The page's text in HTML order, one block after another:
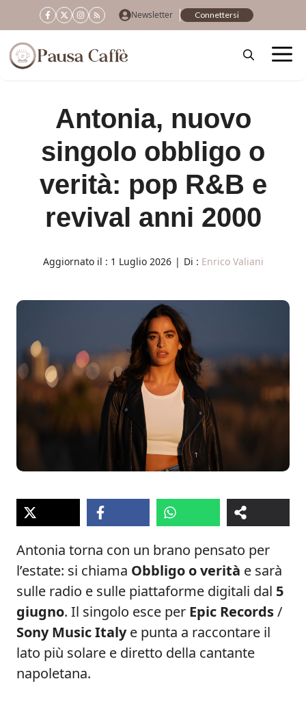
al
contenuto
Newsletter Connettersi
Antonia, nuovo
singolo obbligo o
verità: pop R&B e
revival anni 2000
Aggiornato il : 1 Luglio 2026 | Di : Enrico Valiani
Antonia torna con un brano pensato per
l’estate: si chiama Obbligo o verità e sarà
sulle radio e sulle piattaforme digitali dal 5
giugno. Il singolo esce per Epic Records/
Sony Music Italye punta a raccontare il
lato più solare e diretto della cantante
napoletana.